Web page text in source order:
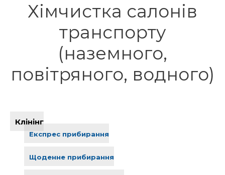
Клінінг
Експрес прибирання
Щоденне прибирання
Хімчистка салонів
транспорту
(наземного,
повітряного, водного)